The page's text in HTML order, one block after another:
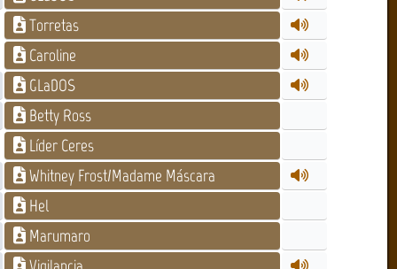
Torretas
Caroline
GLaDOS
Betty Ross
Líder Ceres
Whitney Frost/Madame Máscara
Hel
Marumaro